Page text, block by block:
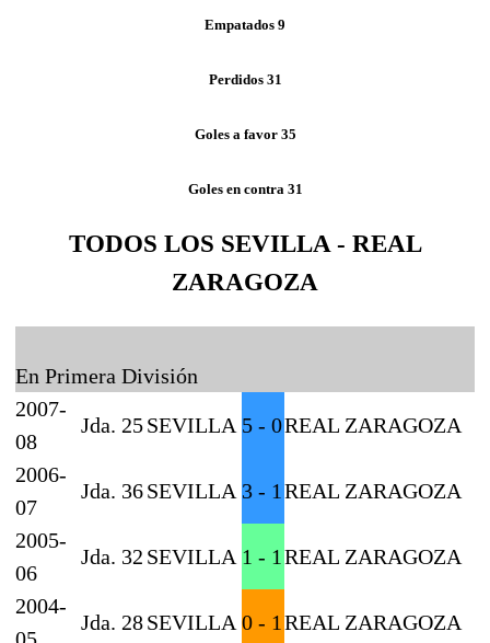
Empatados 9
Perdidos 31
Goles a favor 35
Goles en contra 31
TODOS LOS SEVILLA - REAL
ZARAGOZA
En Primera División
2007-
08
Jda. 25SEVILLA 5 - 0REAL ZARAGOZA
2006-
07
Jda. 36SEVILLA 3 - 1 REAL ZARAGOZA
2005-
06
Jda. 32 SEVILLA 1 - 1 REAL ZARAGOZA
2004-
Jda. 28SEVILLA 0 - 1 REAL ZARAGOZA